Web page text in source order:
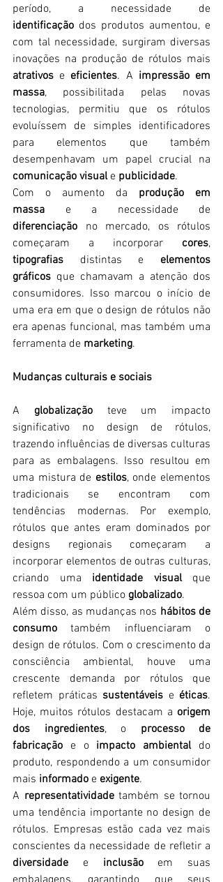
identificação dos produtos aumentou, e
com tal necessidade, surgiram diversas
atrativos e eficientes. A impressão em
massa, possibilitada pelas novas
tecnologias, permitiu que os rótulos
evoluíssem de simples identificadores
para elementos que também
comunicação visual e publicidade.
Com o aumento da produção em
massa
diferenciação no mercado, os rótulos
começaram a incorporar cores
tipografias distintas e elementos
gráficos que chamavam a atenção dos
consumidores. Isso marcou o início de
uma era em que o design de rótulos não
era apenas funcional, mas também uma
ferramenta de marketing.
Mudanças culturais e sociais
A globalização teve um impacto
significativo no design de rótulos,
trazendo influências de diversas culturas
para as embalagens. Isso resultou em
uma mistura de estilos, onde elementos
tradicionais se encontram com
tendências modernas. Por exemplo,
rótulos que antes eram dominados por
designs regionais começaram a
incorporar elementos de outras culturas,
criando uma identidade visual que
ressoa com um público globalizado.
Além disso, as mudanças nos hábitos de
consumo também influenciaram o
design de rótulos. Com o crescimento da
consciência ambiental, houve uma
crescente demanda por rótulos que
refletem práticas sustentáveis e éticas.
Hoje, muitos rótulos destacam a origem
dos ingredientes, o processo de
fabricação e o impacto ambiental do
produto, respondendo a um consumidor
mais informado e exigente.
A representatividade também se tornou
uma tendência importante no design de
rótulos. Empresas estão cada vez mais
diversidade e inclusão em suas